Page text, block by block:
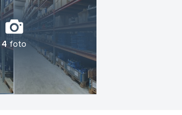
4 foto